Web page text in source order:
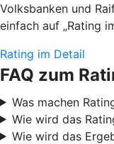
Volksbanken und
einfach auf „Rating
Rating im Detail
FAQ zum
Was machen
Wie wird das
Wie wird das